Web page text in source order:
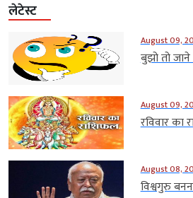
लेटेस्ट
August 09,
बुझो तो
August 09,
रविवार का
August 08,
विश्वगुरु